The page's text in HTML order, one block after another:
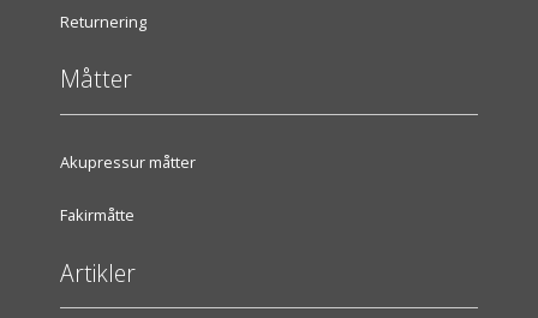
Returnering
Måtter
Akupressur måtter
Fakirmåtte
Artikler